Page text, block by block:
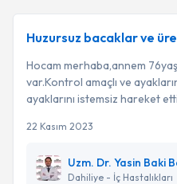
Huzursuz bacaklar ve üre
Hocam merhaba,annem
var.Kontrol amaçlı ve
ayaklarını istemsiz hareket
22 Kasım 2023
Uzm. Dr. Yasin Baki
Dahiliye - İç Hastalıkları